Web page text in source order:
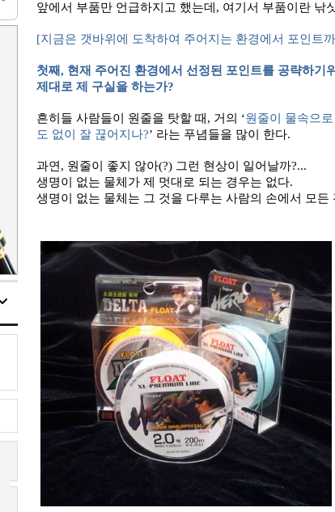
앞에서 부품만 언급하지고 했는데 , 여기서 부품이란 낚
[지금은 갯바위에 도착하여 주어지는 환경에서 포인트
첫째, 현재 주어진 환경에서 선정된 포인트를 공략하기
제대로 제 구실을 하는가?
흔히들 사람들이 원줄을 탓할 때 , 거의 ‘원줄이 물속으
도 없이 잘 끊어지나?’ 라는 푸념들을 많이 한다.
과연 , 원줄이 좋지 않아(?) 그런 현상이 일어날까?...
생명이 없는 물체가 제 멋대로 되는 경우는 없다.
생명이 없는 물체는 그 것을 다루는 사람의 손에서 모든